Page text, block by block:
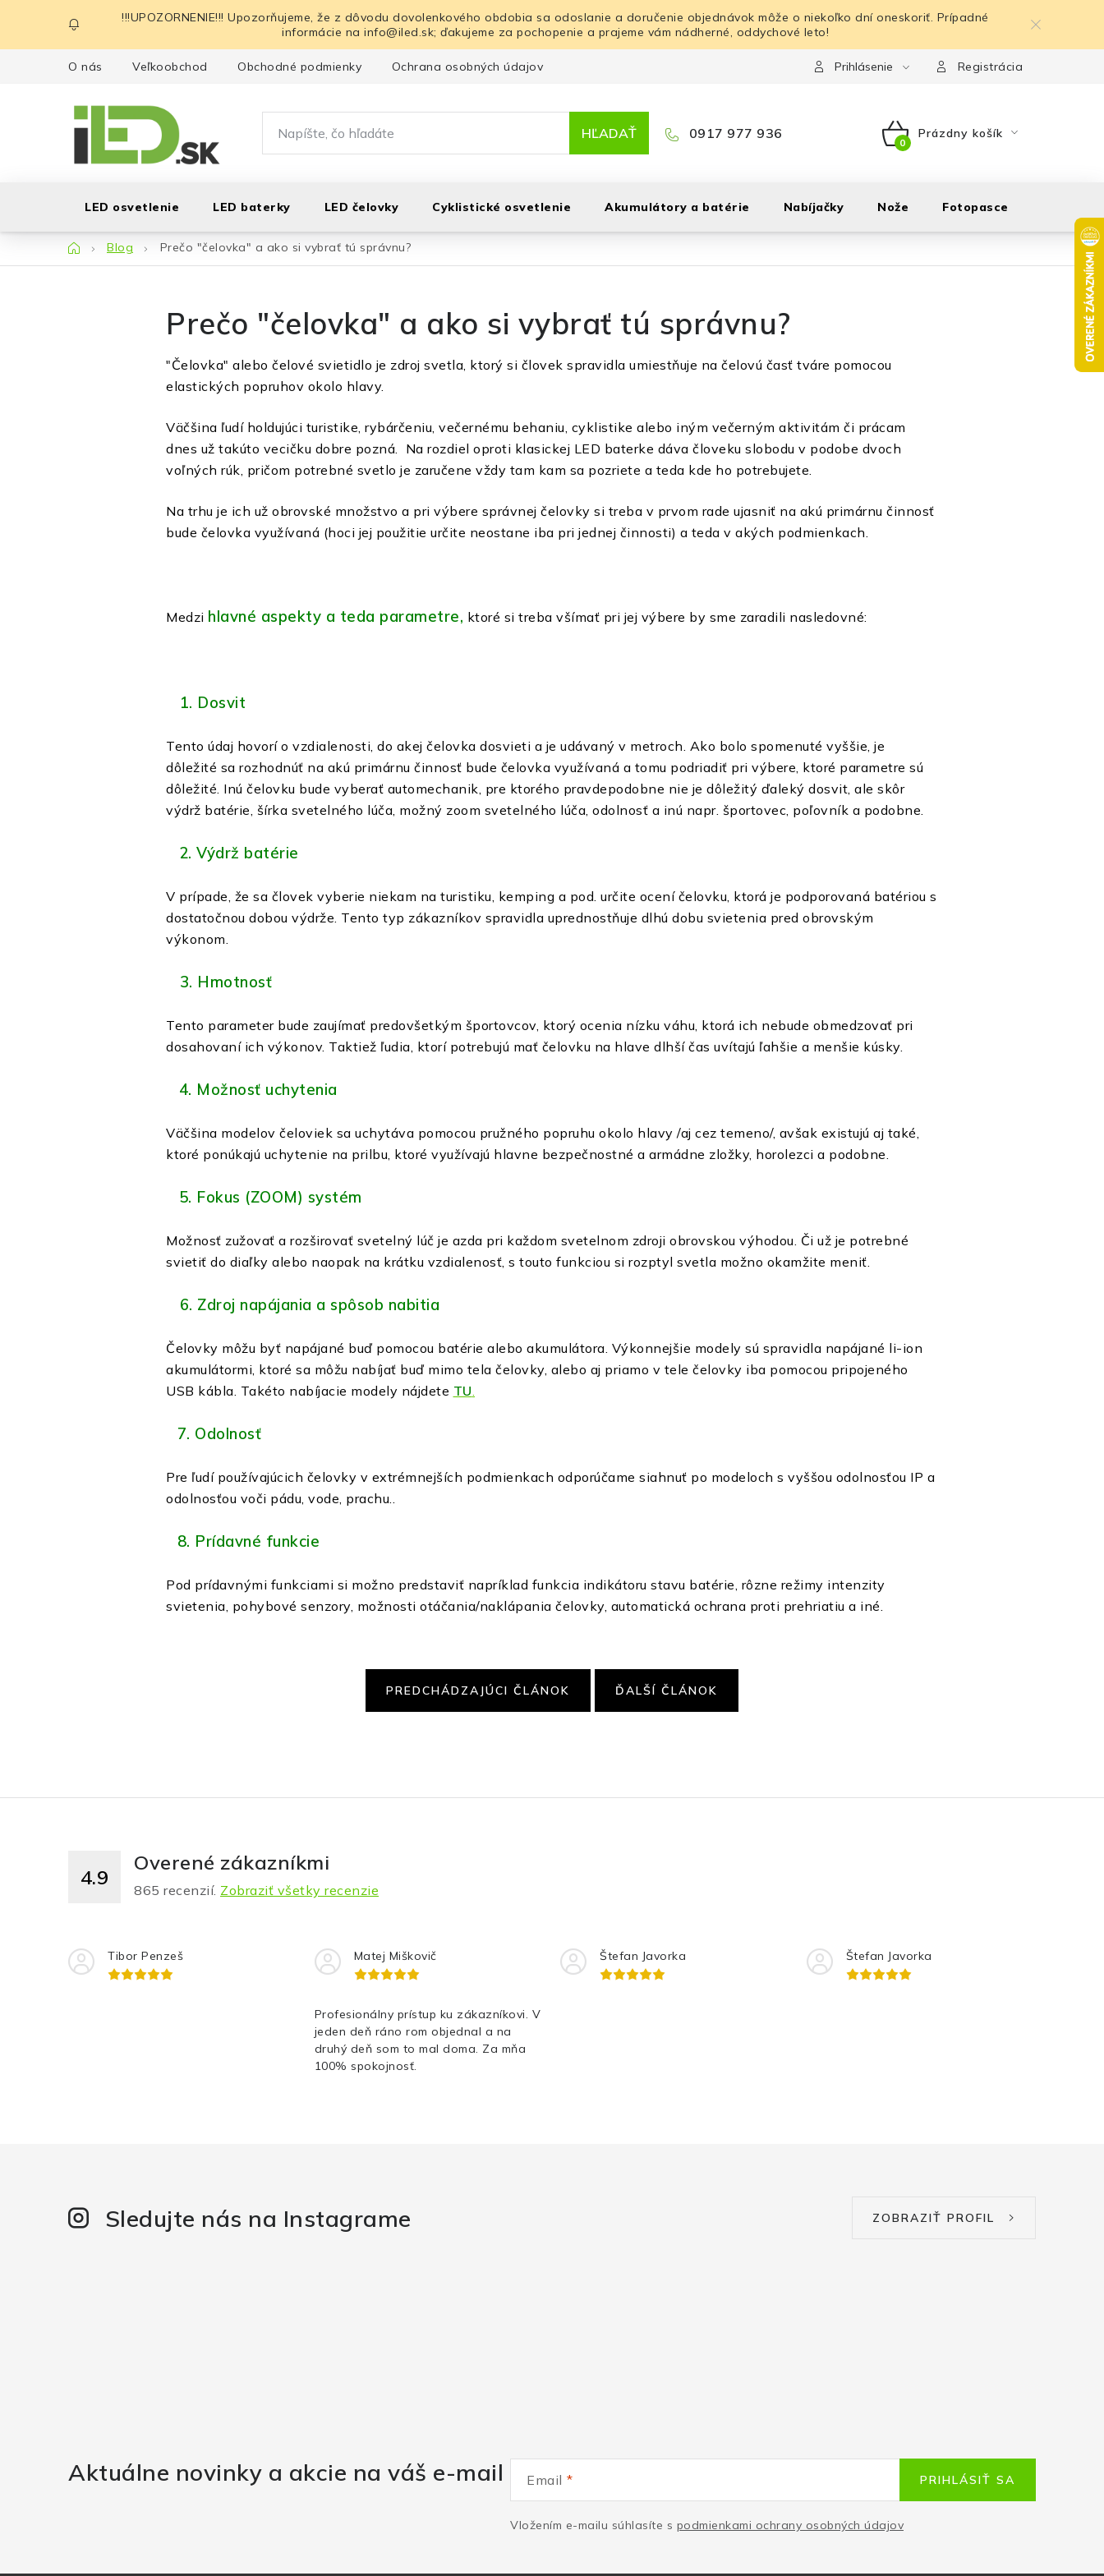
obsah
!!!UPOZORNENIE!!! Upozorňujeme, že z dôvodu dovolenkového obdobia sa odoslanie a doručenie objednávok môže o niekoľko dní oneskoriť. Prípadné
informácie na info@iled.sk; ďakujeme za pochopenie a prajeme vám nádherné, oddychové leto!
O nás Veľkoobchod Obchodné podmienky Ochrana osobných údajov Prihlásenie Registrácia
HĽADAŤ 0917 977 936
NÁKUPNÝ
Prázdny košík
LED osvetlenie LED baterky LED čelovky Cyklistické osvetlenie Akumulátory a batérie Nabíjačky Nože Fotopasce
DomovBlog Prečo "čelovka" a ako si vybrať tú správnu?
Prečo "čelovka" a ako si vybrať tú správnu?
"Čelovka" alebo čelové svietidlo je zdroj svetla, ktorý si človek spravidla umiestňuje na čelovú časť tváre pomocou
elastických popruhov okolo hlavy.
Väčšina ľudí holdujúci turistike, rybárčeniu, večernému behaniu, cyklistike alebo iným večerným aktivitám či prácam
dnes už takúto vecičku dobre pozná. Na rozdiel oproti klasickej LED baterke dáva človeku slobodu v podobe dvoch
voľných rúk, pričom potrebné svetlo je zaručene vždy tam kam sa pozriete a teda kde ho potrebujete.
Na trhu je ich už obrovské množstvo a pri výbere správnej čelovky si treba v prvom rade ujasniť na akú primárnu činnosť
bude čelovka využívaná (hoci jej použitie určite neostane iba pri jednej činnosti) a teda v akých podmienkach.
Medzi hlavné aspekty a teda parametre, ktoré si treba všímať pri jej výbere by sme zaradili nasledovné:
1. Dosvit
Tento údaj hovorí o vzdialenosti, do akej čelovka dosvieti a je udávaný v metroch. Ako bolo spomenuté vyššie, je
dôležité sa rozhodnúť na akú primárnu činnosť bude čelovka využívaná a tomu podriadiť pri výbere, ktoré parametre sú
dôležité. Inú čelovku bude vyberať automechanik, pre ktorého pravdepodobne nie je dôležitý ďaleký dosvit, ale skôr
výdrž batérie, šírka svetelného lúča, možný zoom svetelného lúča, odolnosť a inú napr. športovec, poľovník a podobne.
2. Výdrž batérie
V prípade, že sa človek vyberie niekam na turistiku, kemping a pod. určite ocení čelovku, ktorá je podporovaná batériou s
dostatočnou dobou výdrže. Tento typ zákazníkov spravidla uprednostňuje dlhú dobu svietenia pred obrovským
výkonom.
3. Hmotnosť
Tento parameter bude zaujímať predovšetkým športovcov, ktorý ocenia nízku váhu, ktorá ich nebude obmedzovať pri
dosahovaní ich výkonov. Taktiež ľudia, ktorí potrebujú mať čelovku na hlave dlhší čas uvítajú ľahšie a menšie kúsky.
4. Možnosť uchytenia
Väčšina modelov čeloviek sa uchytáva pomocou pružného popruhu okolo hlavy /aj cez temeno/, avšak existujú aj také,
ktoré ponúkajú uchytenie na prilbu, ktoré využívajú hlavne bezpečnostné a armádne zložky, horolezci a podobne.
5. Fokus (ZOOM) systém
Možnosť zužovať a rozširovať svetelný lúč je azda pri každom svetelnom zdroji obrovskou výhodou. Či už je potrebné
svietiť do diaľky alebo naopak na krátku vzdialenosť, s touto funkciou si rozptyl svetla možno okamžite meniť.
6. Zdroj napájania a spôsob nabitia
Čelovky môžu byť napájané buď pomocou batérie alebo akumulátora. Výkonnejšie modely sú spravidla napájané li-ion
akumulátormi, ktoré sa môžu nabíjať buď mimo tela čelovky, alebo aj priamo v tele čelovky iba pomocou pripojeného
USB kábla. Takéto nabíjacie modely nájdete TU.
7. Odolnosť
Pre ľudí používajúcich čelovky v extrémnejších podmienkach odporúčame siahnuť po modeloch s vyššou odolnosťou IP a
odolnosťou voči pádu, vode, prachu..
8. Prídavné funkcie
Pod prídavnými funkciami si možno predstaviť napríklad funkcia indikátoru stavu batérie, rôzne režimy intenzity
svietenia, pohybové senzory, možnosti otáčania/naklápania čelovky, automatická ochrana proti prehriatiu a iné.
PREDCHÁDZAJÚCI ČLÁNOK ĎALŠÍ ČLÁNOK
4.9
Overené zákazníkmi
865 recenzií. Zobraziť všetky recenzie
Tibor Penzeš Matej Miškovič
Profesionálny prístup ku zákazníkovi. V
jeden deň ráno rom objednal a na
druhý deň som to mal doma. Za mňa
100% spokojnosť.
Štefan Javorka Štefan Javorka
Sledujte nás na Instagrame ZOBRAZIŤ PROFIL
Aktuálne novinky a akcie na váš e-mail Email
Vložením e-mailu súhlasíte s podmienkami ochrany osobných údajov
PRIHLÁSIŤ SA